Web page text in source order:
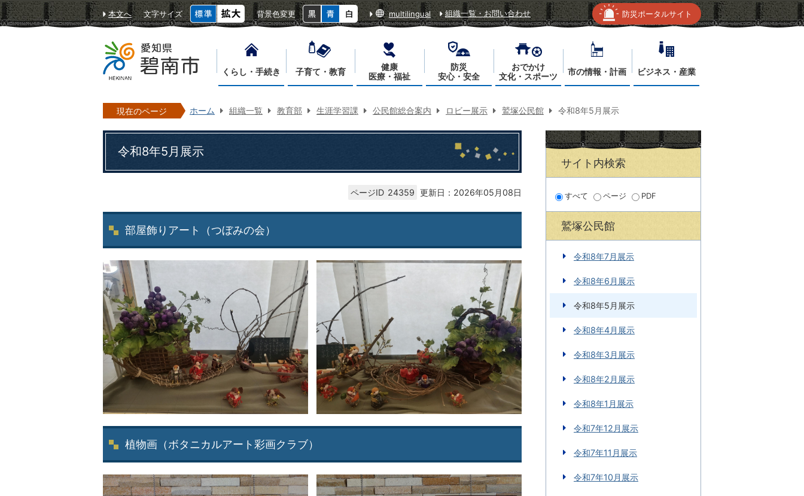
本文へ 文字サイズ 背景色変更 multilingual 組織一覧・お問い合わせ 防災ポータルサイト
くらし・手続き 子育て・教育
健康
医療・福祉
防災
安心・安全
おでかけ
文化・スポーツ
市の情報・計画 ビジネス・産業
現在のページ ホーム 組織一覧 教育部 生涯学習課 公民館総合案内 ロビー展示 鷲塚公民館 令和8年5月展示
令和8年5月展示
ページID 24359 更新日：2026年05月08日
部屋飾りアート（つぼみの会）
植物画（ボタニカルアート彩画クラブ）
サイト内検索
すべて ページ PDF
鷲塚公民館
令和8年7月展示
令和8年6月展示
令和8年5月展示
令和8年4月展示
令和8年3月展示
令和8年2月展示
令和8年1月展示
令和7年12月展示
令和7年11月展示
令和7年10月展示